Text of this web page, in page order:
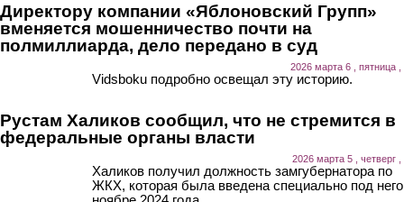
Директору компании «Яблоновский Групп»
вменяется мошенничество почти на
полмиллиарда, дело передано в суд
2026 марта 6 , пятница ,
Vidsboku подробно освещал эту историю.
Рустам Халиков сообщил, что не стремится в
федеральные органы власти
2026 марта 5 , четверг ,
Халиков получил должность замгубернатора по
ЖКХ, которая была введена специально под